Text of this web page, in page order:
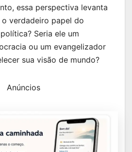
essa perspectiva levanta
verdadeiro papel do
Seria ele um
ou um evangelizador
sua visão de mundo?
Anúncios